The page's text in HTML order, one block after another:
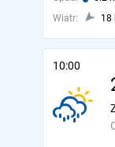
Wiatr:
18
10:00